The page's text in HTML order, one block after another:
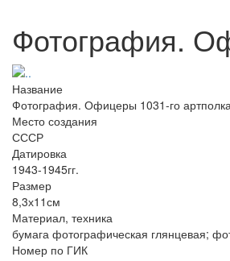
Фотография.
Название
Фотография. Офицеры 1031-го
Место создания
СССР
Датировка
1943-1945гг.
Размер
8,3х11см
Материал, техника
бумага фотографическая глянцевая;
Номер по ГИК